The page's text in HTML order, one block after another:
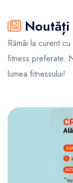
Rămâi la curent
fitness preferate.
lumea fitnessului!